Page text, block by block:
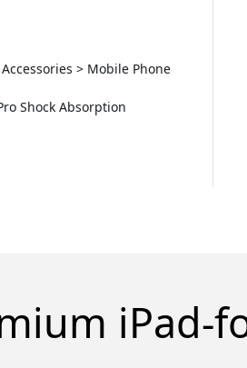
> Mobile Phone
Shock Absorption
iPad-